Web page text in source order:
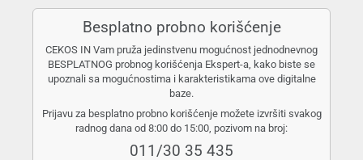
Besplatno probno korišćenje
CEKOS IN Vam pruža jedinstvenu mogućnost jednodnevnog
BESPLATNOG probnog korišćenja Ekspert-a, kako biste se
upoznali sa mogućnostima i karakteristikama ove digitalne
baze.
Prijavu za besplatno probno korišćenje možete izvršiti svakog
radnog dana od 8:00 do 15:00, pozivom na broj:
011/30 35 435